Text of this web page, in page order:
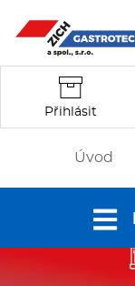
Přihlásit
Úvod